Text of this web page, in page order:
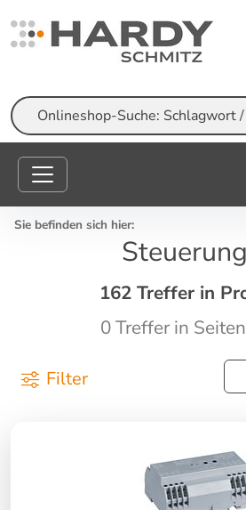
Suche
Sie befinden sich hier:
162 Treffer in
0 Treffer in
Filter